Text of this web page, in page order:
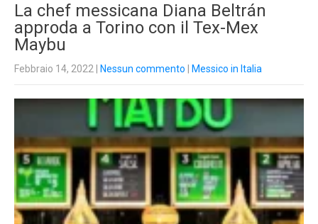
La chef messicana Diana Beltrán
approda a Torino con il Tex-Mex
Maybu
Febbraio 14, 2022 Nessun commento Messico in Italia